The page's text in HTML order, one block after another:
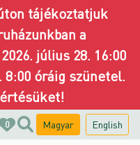
tájékoztatjuk
a
július 28. 16:00
8:00 óráig szünetel.
0 Magyar English